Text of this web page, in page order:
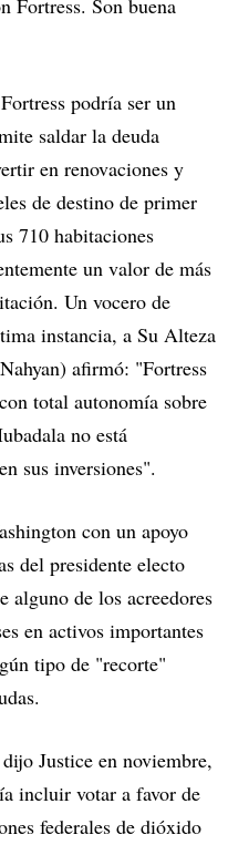
Fortress. Son buena
podría ser un
saldar la deuda
en renovaciones y
de destino de primer
710 habitaciones
un valor de más
Un vocero de
instancia, a Su Alteza
afirmó: "Fortress
total autonomía sobre
no está
sus inversiones".
con un apoyo
del presidente electo
alguno de los acreedores
en activos importantes
tipo de "recorte"
Justice en noviembre,
incluir votar a favor de
federales de dióxido